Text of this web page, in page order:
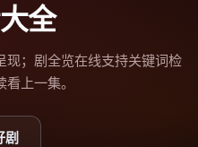
全
现；剧全览在线支持关键词检
上一集。
剧